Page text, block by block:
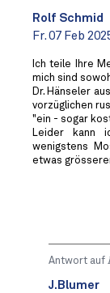
Rolf Schmid
Fr. 07 Feb
Ich teile Ihre
mich sind
Dr. Hänseler
vorzüglichen
"ein - sogar
Leider kann
wenigstens
etwas
Antwort auf
J.Blumer